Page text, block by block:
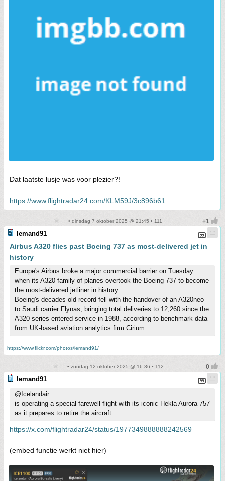
Dat laatste lusje was voor plezier?!
https://www.flightradar24.com/KLM59J/3c896b61
• dinsdag 7 oktober 2025 @ 21:45 • 111
Iemand91
Airbus A320 flies past Boeing 737 as most-delivered jet in
history
Europe's Airbus broke a major commercial barrier on Tuesday
when its A320 family of planes overtook the Boeing 737 to become
the most-delivered jetliner in history.
Boeing's decades-old record fell with the handover of an A320neo
to Saudi carrier Flynas, bringing total deliveries to 12,260 since the
A320 series entered service in 1988, according to benchmark data
from UK-based aviation analytics firm Cirium.
https://www.flickr.com/photos/iemand91/
• zondag 12 oktober 2025 @ 16:36 • 112
Iemand91
@Icelandair
is operating a special farewell flight with its iconic Hekla Aurora 757
as it prepares to retire the aircraft.
https://x.com/flightradar24/status/1977349888888242569
(embed functie werkt niet hier)